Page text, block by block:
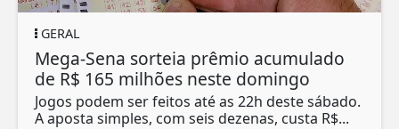
GERAL
Mega-Sena sorteia prêmio acumulado
de R$ 165 milhões neste domingo
Jogos podem ser feitos até as 22h deste sábado.
A aposta simples, com seis dezenas, custa R$...